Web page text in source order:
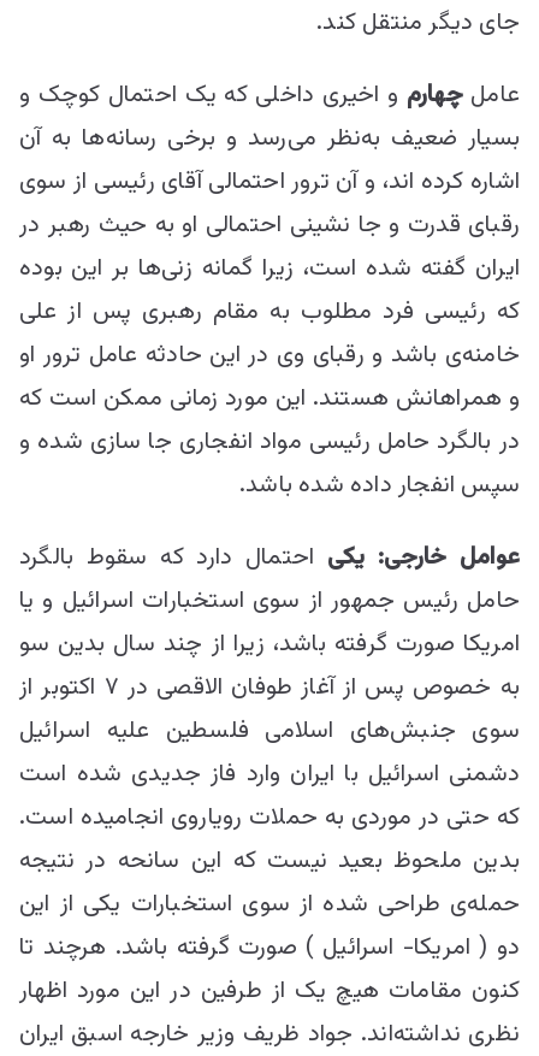
جای دیگر منتقل کند.
عاملچهارم و اخیری داخلی که یک احتمال کوچک و
بسیار ضعیف به‌نظر می‌رسد و برخی رسانه‌ها به آن
اشاره کرده اند، و آن ترور احتمالی آقای رئیسی از سوی
رقبای قدرت و جا نشینی احتمالی او به حیث رهبر در
ایران گفته شده است، زیرا گمانه زنی‌ها بر این بوده
که رئیسی فرد مطلوب به مقام رهبری پس از علی
خامنه‌‌ی باشد و رقبای وی در این حادثه عامل ترور او
و همراهانش هستند. این مورد زمانی ممکن است که
در بالگرد حامل رئیسی مواد انفجاری جا سازی شده و
سپس انفجار داده شده باشد.
عوامل خارجی: یکی احتمال دارد که سقوط بالگرد
حامل رئیس جمهور از سوی استخبارات اسرائیل و یا
امریکا صورت گرفته باشد، زیرا از چند سال بدین سو
به خصوص پس از آغاز طوفان الاقصی در ۷ اکتوبر از
سوی جنبش‌های اسلامی فلسطین علیه اسرائیل
دشمنی اسرائیل با ایران وارد فاز جدیدی شده است
که حتی در موردی به حملات رویاروی انجامیده است.
بدین ملحوظ بعید نیست که این سانحه در نتیجه
حمله‌ی طراحی شده از سوی استخبارات یکی از این
دو ( امریکا- اسرائیل ) صورت گرفته باشد. هرچند تا
کنون مقامات هیچ یک از طرفین در این مورد اظهار
نظری نداشته‌اند. جواد ظریف وزیر خارجه اسبق ایران